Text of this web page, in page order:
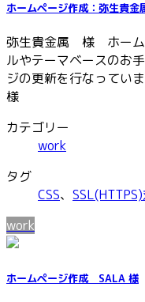
ホームページ作成：弥生貴
弥生貴金属 様 ホーム
ルやテーマベースのお
ジの更新を行なってい
様
カテゴリー
work
タグ
CSS、
work
ホームページ作成 SALA 様